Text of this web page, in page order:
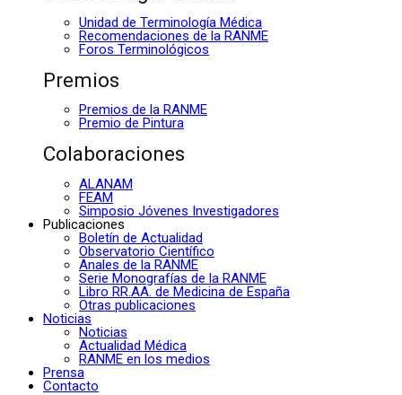
Unidad de Terminología Médica
Recomendaciones de la RANME
Foros Terminológicos
Premios
Premios de la RANME
Premio de Pintura
Colaboraciones
ALANAM
FEAM
Simposio Jóvenes Investigadores
Publicaciones
Boletín de Actualidad
Observatorio Científico
Anales de la RANME
Serie Monografías de la RANME
Libro RR.AA. de Medicina de España
Otras publicaciones
Noticias
Noticias
Actualidad Médica
RANME en los medios
Prensa
Contacto